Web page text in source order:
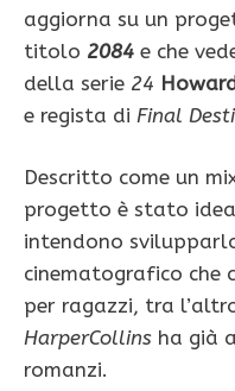
aggiorna su un
titolo 2084 e che
della serie 24
e regista di Final
Descritto come un
progetto è stato
intendono
cinematografico che
per ragazzi, tra
HarperCollins ha già
romanzi.